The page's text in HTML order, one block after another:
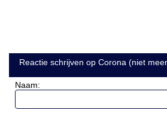
Reactie schrijven op Corona (niet
Naam: